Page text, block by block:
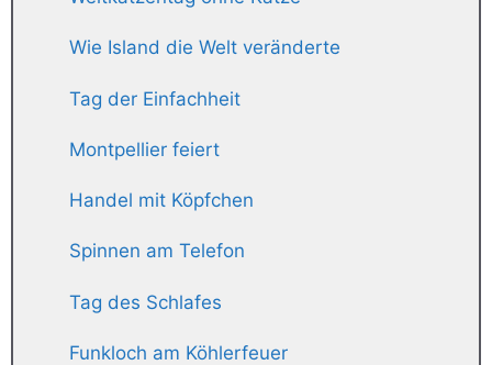
Wie Island die Welt veränderte
Tag der Einfachheit
Montpellier feiert
Handel mit Köpfchen
Spinnen am Telefon
Tag des Schlafes
Funkloch am Köhlerfeuer